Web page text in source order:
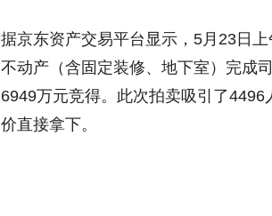
据京东资产交易平台显示，5月23日
不动产（含固定装修、地下室）完成
6949万元竞得。此次拍卖吸引了
价直接拿下。